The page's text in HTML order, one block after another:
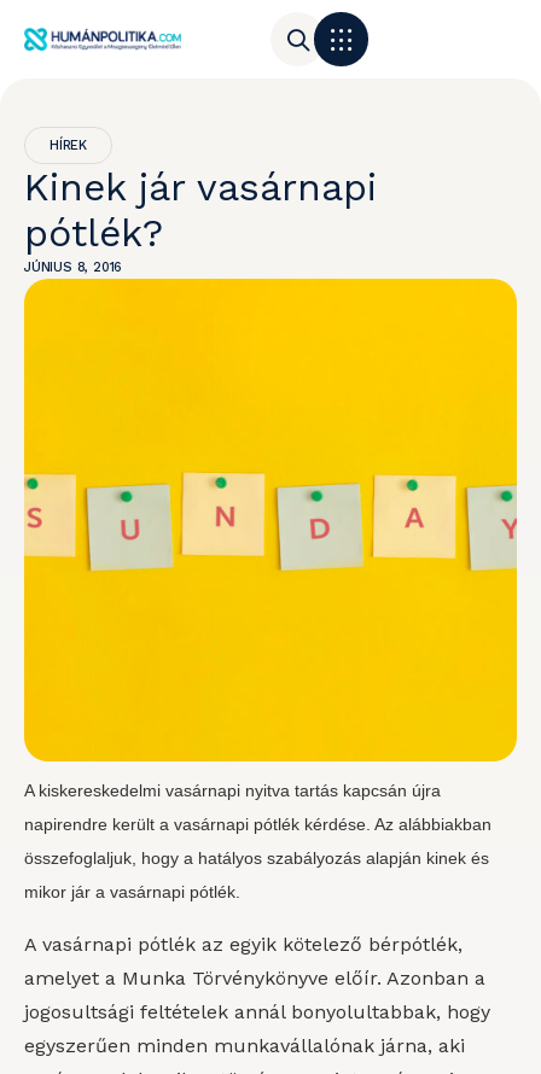
HÍREK
Kinek jár vasárnapi
pótlék?
JÚNIUS 8, 2016
A kiskereskedelmi vasárnapi nyitva tartás kapcsán újra
napirendre került a vasárnapi pótlék kérdése. Az alábbiakban
összefoglaljuk, hogy a hatályos szabályozás alapján kinek és
mikor jár a vasárnapi pótlék.
A vasárnapi pótlék az egyik kötelező bérpótlék,
amelyet a Munka Törvénykönyve előír. Azonban a
jogosultsági feltételek annál bonyolultabbak, hogy
egyszerűen minden munkavállalónak járna, aki